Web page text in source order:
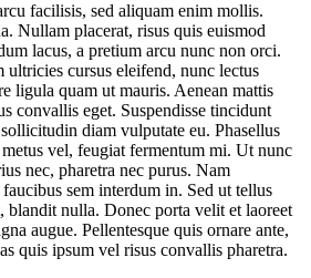
facilisis, sed aliquam enim mollis.
Nullam placerat, risus quis euismod
lacus, a pretium arcu nunc non orci.
ultricies cursus eleifend, nunc lectus
ligula quam ut mauris. Aenean mattis
convallis eget. Suspendisse tincidunt
diam vulputate eu. Phasellus
vel, feugiat fermentum mi. Ut nunc
nec, pharetra nec purus. Nam
sem interdum in. Sed ut tellus
blandit nulla. Donec porta velit et laoreet
augue. Pellentesque quis ornare ante,
quis ipsum vel risus convallis pharetra.